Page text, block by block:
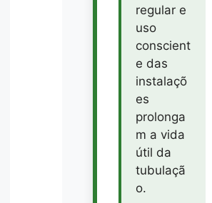
regular e
uso
conscient
e das
instalaçõ
es
prolonga
m a vida
útil da
tubulaçã
o.